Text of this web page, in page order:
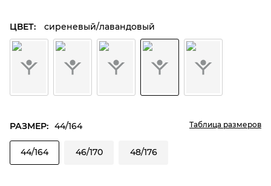
ЦВЕТ: сиреневый/лавандовый
РАЗМЕР: 44/164 Таблица размеров
44/164 46/170 48/176